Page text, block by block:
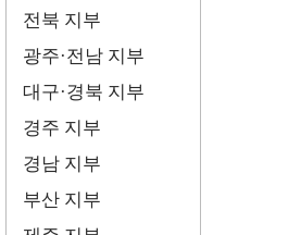
전북 지부
광주·전남 지부
대구·경북 지부
경주 지부
경남 지부
부산 지부